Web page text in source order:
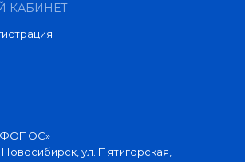
КАБИНЕТ
Новосибирск, ул. Пятигорская,
ФОПОС»